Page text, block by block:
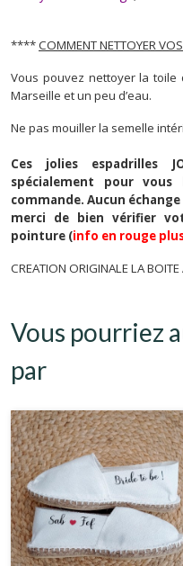
****COMMENT NETTOYER
Vous pouvez nettoyer la
Marseille et un peu d’eau.
Ne pas mouiller la semelle
Ces jolies espadrilles
spécialement pour
commande. Aucun
merci de bien vérifier
pointure (info en rouge
CREATION ORIGINALE LA BOITE
Vous pourriez
par